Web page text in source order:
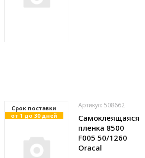
Cрок поставки
от 1 до 30 дней
Артикул: 508662
Самоклеящаяся
пленка 8500
F005 50/1260
Oracal